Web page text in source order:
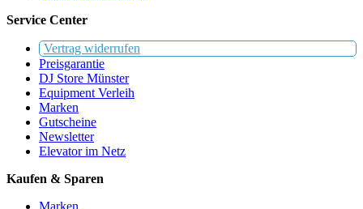
Service Center
Vertrag widerrufen
Preisgarantie
DJ Store Münster
Equipment Verleih
Marken
Gutscheine
Newsletter
Elevator im Netz
Kaufen & Sparen
Marken